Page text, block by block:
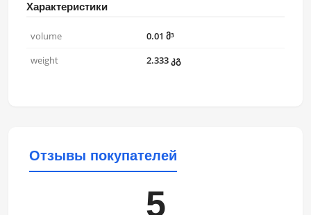
Характеристики
volume
0.01 მ³
weight
2.333 კგ
Отзывы покупателей
5